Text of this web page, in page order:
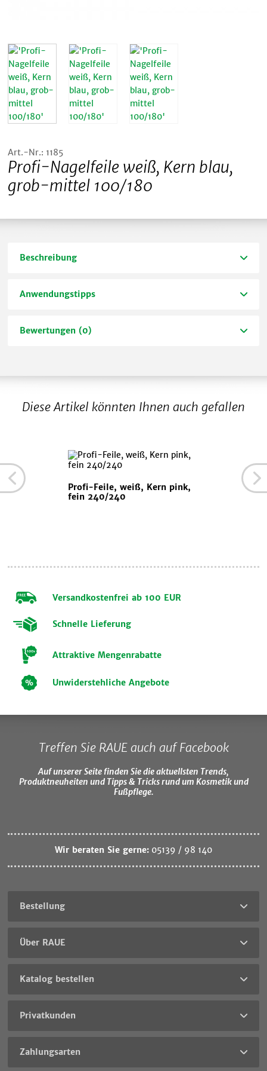
Art.-Nr.: 1185
Profi-Nagelfeile weiß, Kern blau,
grob-mittel 100/180
Beschreibung
Anwendungstipps
Bewertungen (0)
Diese Artikel könnten Ihnen auch gefallen
Profi-Feile, weiß, Kern pink,
fein 240/240
Versandkostenfrei ab 100 EUR
Schnelle Lieferung
Attraktive Mengenrabatte
Unwiderstehliche Angebote
Treffen Sie RAUE auch auf Facebook
Auf unserer Seite finden Sie die aktuellsten Trends,
Produktneuheiten und Tipps & Tricks rund um Kosmetik und
Fußpflege.
Wir beraten Sie gerne: 05139 / 98 140
Bestellung
Über RAUE
Katalog bestellen
Privatkunden
Zahlungsarten